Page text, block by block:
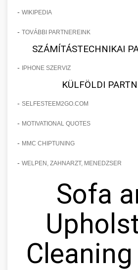
- WIKIPEDIA
- TOVÁBBI PARTNEREINK
SZÁMÍTÁSTECHNIKAI
- IPHONE SZERVIZ
KÜLFÖLDI
- SELFESTEEM2GO.COM
- MOTIVATIONAL QUOTES
- MMC CHIPTUNING
- WELPEN, ZAHNARZT, MENEDZSER
Sofa